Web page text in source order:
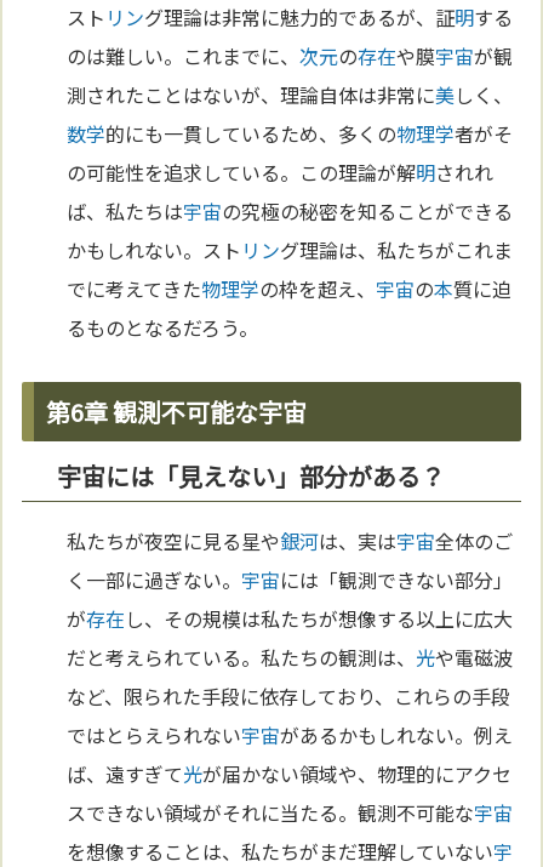
スト リング理論は非常に魅力的であるが、証明する
のは難しい。これまでに、次元の存在や膜宇宙が観
測されたことはないが、理論自体は非常に美しく、
数学的にも一貫しているため、多くの物理学者がそ
の可能性を追求している。この理論が解明されれ
ば、私たちは宇宙の究極の秘密を知ることができる
かもしれない。スト リング理論は、私たちがこれま
でに考えてきた物理学の枠を超え、 宇宙の本質に迫
るものとなるだろう。
第6章 観測不可能な宇宙
宇宙には「見えない」部分がある？
私たちが夜空に見る星や銀河は、実は宇宙全体のご
く一部に過ぎない。 宇宙には「観測できない部分」
が存在し、その規模は私たちが想像する以上に広大
だと考えられている。私たちの観測は、 光や電磁波
など、限られた手段に依存しており、これらの手段
ではとらえられない宇宙があるかもしれない。例え
ば、遠すぎて光が届かない領域や、物理的にアクセ
スできない領域がそれに当たる。観測不可能な宇宙
を想像することは、私たちがまだ理解していない宇